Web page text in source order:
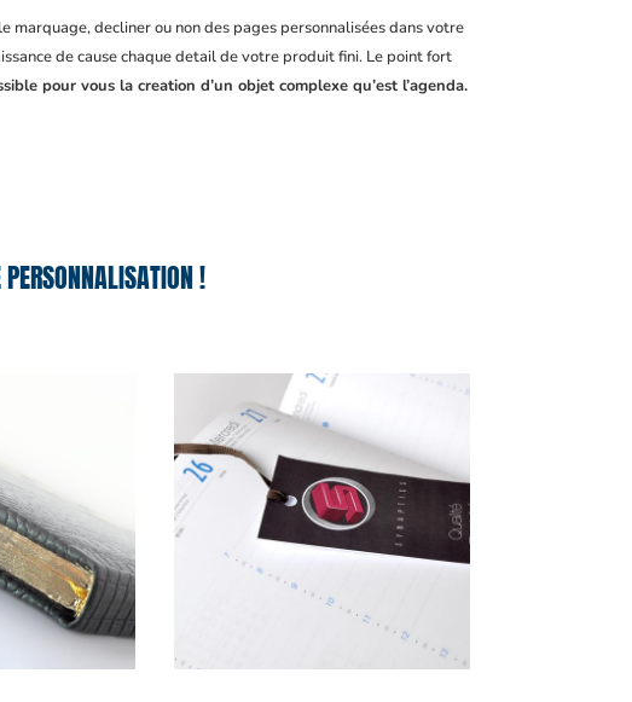
marquage, decliner ou non des pages personnalisées dans votre
de cause chaque detail de votre produit fini. Le point fort
pour vous la creation d’un objet complexe qu’est l’agenda.
!